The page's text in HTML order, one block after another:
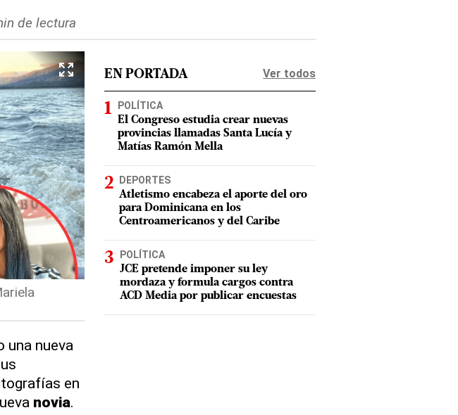
de lectura
una nueva
en
novia.
EN PORTADA Ver todos
POLÍTICA
El Congreso estudia crear nuevas
provincias llamadas Santa Lucía y
Matías Ramón Mella
DEPORTES
Atletismo encabeza el aporte del oro
para Dominicana en los
Centroamericanos y del Caribe
POLÍTICA
JCE pretende imponer su ley
mordaza y formula cargos contra
ACD Media por publicar encuestas